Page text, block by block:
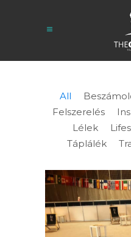
All
Felszerelés
Lélek
Táplálék